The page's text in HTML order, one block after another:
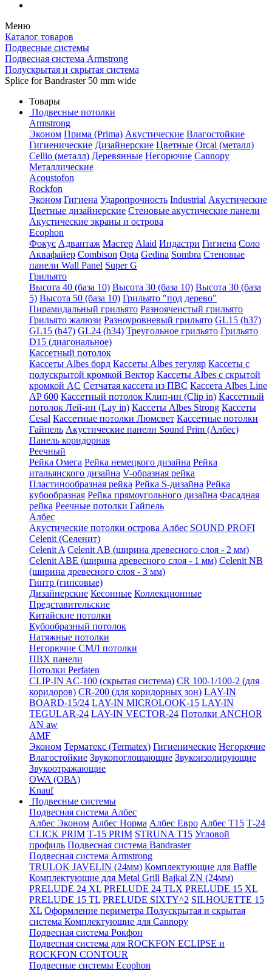
Меню
Каталог товаров
Подвесные системы
Подвесная система Armstrong
Полускрытая и скрытая система
Splice for Bandraster 50 mm wide
Товары
Подвесные потолки
Armstrong
Эконом Прима (Prima) Акустические Влагостойкие
Гигиенические Дизайнерские Цветные Orcal (металл)
Cellio (металл) Деревянные Негорючие Cannopy
Металлические
Acoustofon
Rockfon
Эконом Гигиена Ударопрочность Industrial Акустические
Цветные дизайнерские Стеновые акустические панели
Акустические экраны и острова
Ecophon
Фокус Адвантаж Мастер Alaid Индастри Гигиена Соло
Аквафайер Combison Opta Gedina Sombra Стеновые
панели Wall Panel Super G
Грильято
Высота 40 (база 10) Высота 30 (база 10) Высота 30 (база
5) Высота 50 (база 10) Грильято "под дерево"
Пирамидальный грильято Разноячеистый грильято
Грильято жалюзи Разноуровневый грильято GL15 (h37)
GL15 (h47) GL24 (h34) Треугольное грильято Грильято
D15 (диагональное)
Кассетный потолок
Кассеты Albes борд Кассеты Albes тегуляр Кассеты с
полускрытой кромкой Вектор Кассеты Albes с скрытой
кромкой AC Сетчатая кассета из ПВС Кассета Albes Line
AP 600 Кассетный потолок Клип-ин (Clip in) Кассетный
потолок Лей-ин (Lay in) Кассеты Albes Strong Кассеты
Cesal Кассетные потолки Люмсвет Кассетные потолки
Гайпель Акустические панели Sound Prim (Албес)
Панель коридорная
Реечный
Рейка Омега Рейка немецкого дизайна Рейка
итальянского дизайна V-образная рейка
Пластинообразная рейка Рейка S-дизайна Рейка
кубообразная Рейка прямоугольного дизайна Фасадная
рейка Реечные потолки Гайпель
Албес
Акустические потолки острова Албес SOUND PROFI
Celenit (Селенит)
Celenit A Celenit AB (ширина древесного слоя - 2 мм)
Celenit ABE (ширина древесного слоя - 1 мм) Celenit NB
(ширина древесного слоя - 3 мм)
Гинтр (гипсовые)
Дизайнерские Кесонные Коллекционные
Представительские
Китайские потолки
Кубообразный потолок
Натяжные потолки
Негорючие СМЛ потолки
ПВХ панели
Потолки Perfaten
CLIP-IN AC-100 (скрытая система) CR 100-1/100-2 (для
коридоров) CR-200 (для коридорных зон) LAY-IN
BOARD-15/24 LAY-IN MICROLOOK-15 LAY-IN
TEGULAR-24 LAY-IN VECTOR-24 Потолки ANCHOR
AN aw
AMF
Эконом Терматекс (Termatex) Гигиенические Негорючие
Влагостойкие Звукопоглощающие Звукоизолирующие
Звукоотражающие
OWA (ОВА)
Knauf
Подвесные системы
Подвесная система Албес
Албес Эконом Албес Норма Албес Евро Албес T15 Т-24
CLICK PRIM Т-15 PRIM STRUNA Т15 Угловой
профиль Подвесная система Bandraster
Подвесная система Armstrong
TRULOK JAVELIN (24мм) Комплектующие для Baffle
Комплектующие для Metal Grill Bajkal ZN (24мм)
PRELUDE 24 XL PRELUDE 24 TLX PRELUDE 15 XL
PRELUDE 15 TL PRELUDE SIXTY^2 SILHOUETTE 15
XL Оформление периметра Полускрытая и скрытая
система Комплектующие для Cannopy
Подвесная система Рокфон
Подвесная система для ROCKFON ECLIPSE и
ROCKFON CONTOUR
Подвесные системы Ecophon